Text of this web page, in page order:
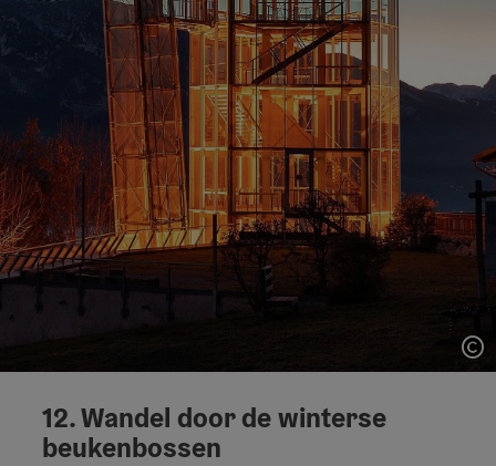
12. Wandel door de winterse
beukenbossen